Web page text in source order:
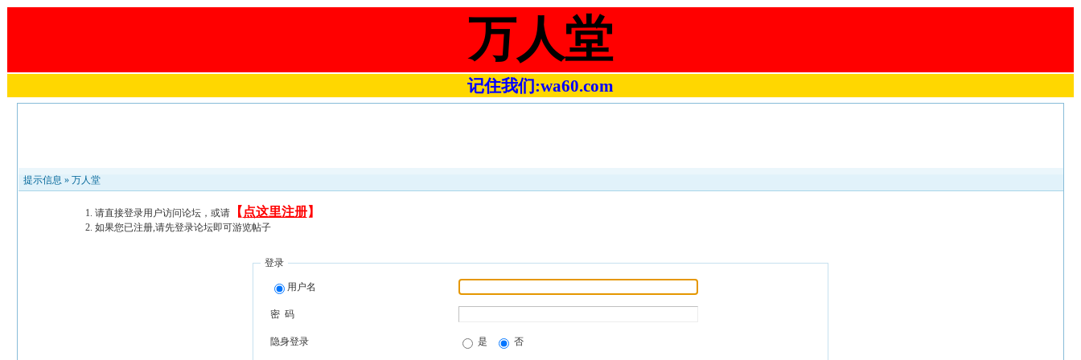
万人堂
记住我们:wa60.com
提示信息 » 万人堂
请直接登录用户访问论坛，或请【 点这里注册】
如果您已注册,请先登录论坛即可游览帖子
登录
用户名
密 码
隐身登录 是 否